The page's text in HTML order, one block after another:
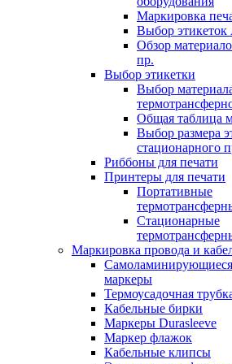
Маркировка
Выбор этикеток
Обзор
пр.
Выбор этикетки
Выбор
Общая таблица
Выбор размера
стационарного
Риббоны для печати
Принтеры для печати
Портативные
Стационарные
Маркировка провода и
Самоламинирующиеся
маркеры
Термоусадочная
Кабельные бирки
Маркеры Durasleeve
Маркер флажок
Кабельные клипсы